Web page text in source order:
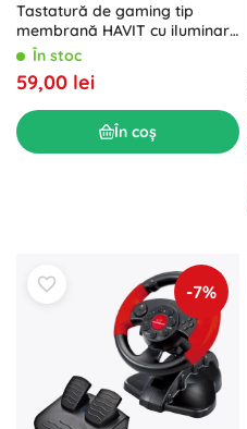
Tastatură de gaming tip
membrană HAVIT cu iluminare
RGBÎn stoc
59,00 lei
În coș
-7%